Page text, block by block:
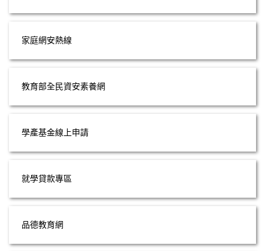
家庭網安熱線
教育部全民資安素養網
學產基金線上申請
就學貸款專區
品德教育網